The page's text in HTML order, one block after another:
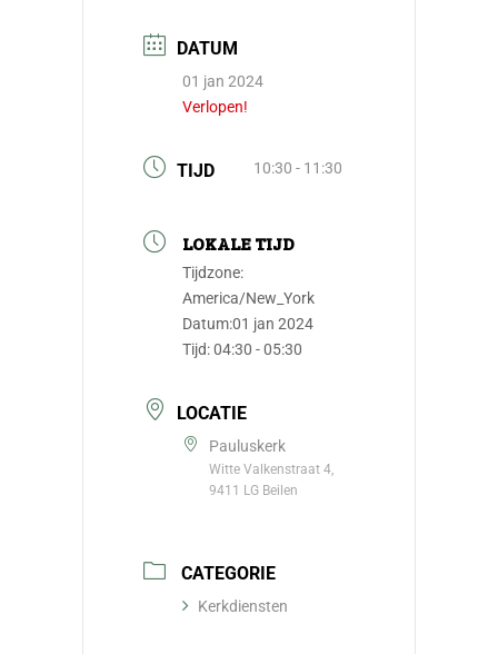
DATUM
01 jan 2024
Verlopen!
TIJD 10:30 - 11:30
LOKALE TIJD
Tijdzone:
America/New_York
Datum:01 jan 2024
Tijd:04:30 - 05:30
LOCATIE
Pauluskerk
Witte Valkenstraat 4,
9411 LG Beilen
CATEGORIE
Kerkdiensten